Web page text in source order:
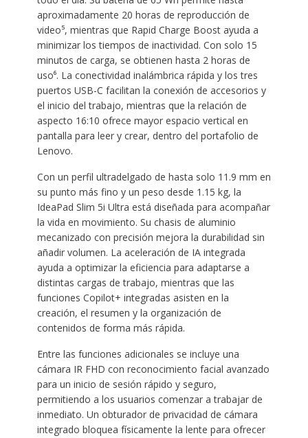
aproximadamente 20 horas de reproducción de
video⁵, mientras que Rapid Charge Boost ayuda a
minimizar los tiempos de inactividad. Con solo 15
minutos de carga, se obtienen hasta 2 horas de
uso⁶. La conectividad inalámbrica rápida y los tres
puertos USB-C facilitan la conexión de accesorios y
el inicio del trabajo, mientras que la relación de
aspecto 16:10 ofrece mayor espacio vertical en
pantalla para leer y crear, dentro del portafolio de
Lenovo.
Con un perfil ultradelgado de hasta solo 11.9 mm en
su punto más fino y un peso desde 1.15 kg, la
IdeaPad Slim 5i Ultra está diseñada para acompañar
la vida en movimiento. Su chasis de aluminio
mecanizado con precisión mejora la durabilidad sin
añadir volumen. La aceleración de IA integrada
ayuda a optimizar la eficiencia para adaptarse a
distintas cargas de trabajo, mientras que las
funciones Copilot+ integradas asisten en la
creación, el resumen y la organización de
contenidos de forma más rápida.
Entre las funciones adicionales se incluye una
cámara IR FHD con reconocimiento facial avanzado
para un inicio de sesión rápido y seguro,
permitiendo a los usuarios comenzar a trabajar de
inmediato. Un obturador de privacidad de cámara
integrado bloquea físicamente la lente para ofrecer